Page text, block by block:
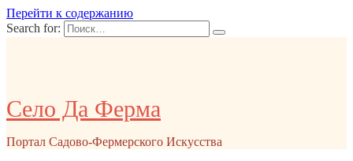
Перейти к содержанию
Search for:
Село Да Ферма
Портал Садово-Фермерского Искусства